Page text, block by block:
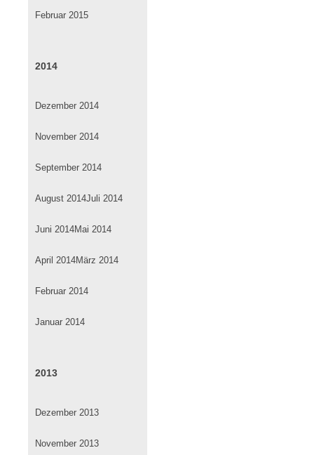
Februar 2015
2014
Dezember 2014
November 2014
September 2014
August 2014Juli 2014
Juni 2014Mai 2014
April 2014März 2014
Februar 2014
Januar 2014
2013
Dezember 2013
November 2013